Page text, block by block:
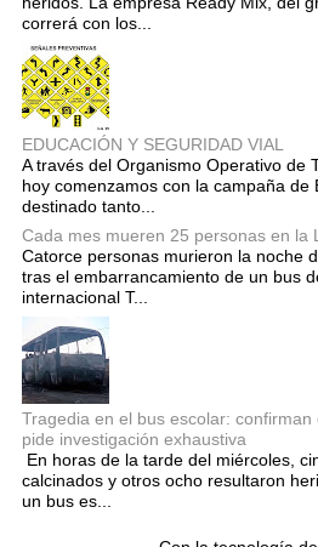
correrá con los...
EDUCACIÓN Y SEGURIDAD VIAL
A través del Organismo Operativo de
hoy comenzamos con la campaña de
destinado tanto...
Cada mes mueren 25 personas en la
Catorce personas murieron la noche
tras el embarrancamiento de un bus
internacional T...
Tragedia en el bus escolar:
pide investigación exhaustiva
En horas de la tarde del miércoles,
calcinados y otros ocho resultaron
un bus es...